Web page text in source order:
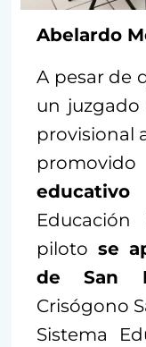
Abelardo
A pesar de
un juzgado
provisional
educativo
piloto se
de San
Crisógono
Sistema